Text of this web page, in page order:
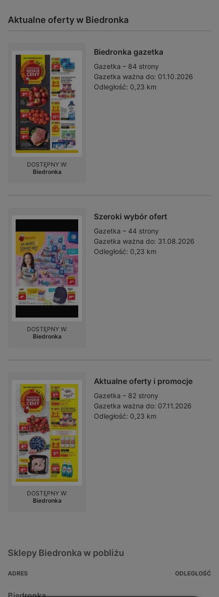
Aktualne oferty w Biedronka
Biedronka gazetka
Gazetka – 84 strony
Gazetka ważna do: 01.10.2026
Odległość: 0,23 km
DOSTĘPNY W:
Biedronka
Szeroki wybór ofert
Gazetka – 44 strony
Gazetka ważna do: 31.08.2026
Odległość: 0,23 km
DOSTĘPNY W:
Biedronka
Aktualne oferty i promocje
Gazetka – 82 strony
Gazetka ważna do: 07.11.2026
Odległość: 0,23 km
DOSTĘPNY W:
Biedronka
Sklepy Biedronka w pobliżu
ADRES ODLEGŁOŚĆ